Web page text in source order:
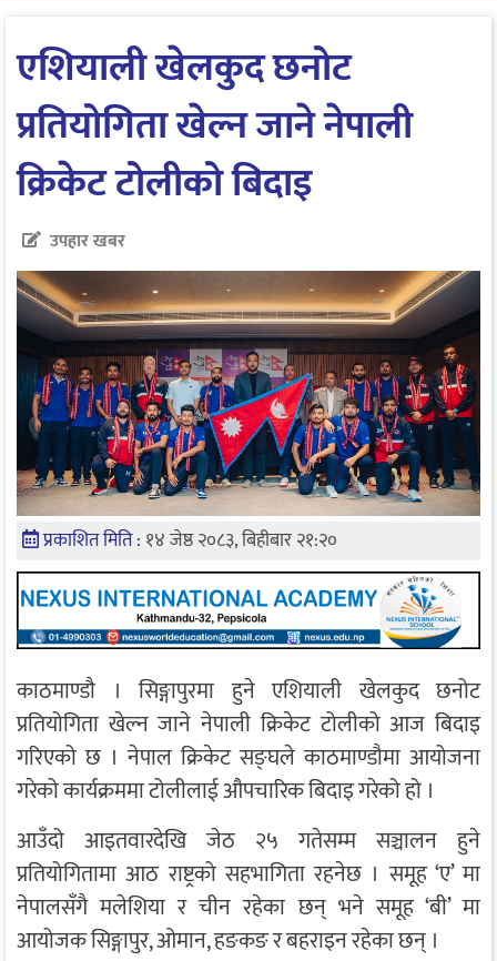
एशियाली खेलकुद छनोट
प्रतियोगिता खेल्न जाने नेपाली
क्रिकेट टोलीको बिदाइ
उपहार खबर
प्रकाशित मिति : १४ जेष्ठ २०८३, बिहीबार २१:२०
काठमाण्डौ । सिङ्गापुरमा हुने एशियाली खेलकुद छनोट
प्रतियोगिता खेल्न जाने नेपाली क्रिकेट टोलीको आज बिदाइ
गरिएको छ । नेपाल क्रिकेट सङ्घले काठमाण्डौमा आयोजना
गरेको कार्यक्रममा टोलीलाई औपचारिक बिदाइ गरेको हो ।
आउँदो आइतवारदेखि जेठ २५ गतेसम्म सञ्चालन हुने
प्रतियोगितामा आठ राष्ट्रको सहभागिता रहनेछ । समूह ‘ए’ मा
नेपालसँगै मलेशिया र चीन रहेका छन् भने समूह ‘बी’ मा
आयोजक सिङ्गापुर, ओमान, हङकङ र बहराइन रहेका छन् ।